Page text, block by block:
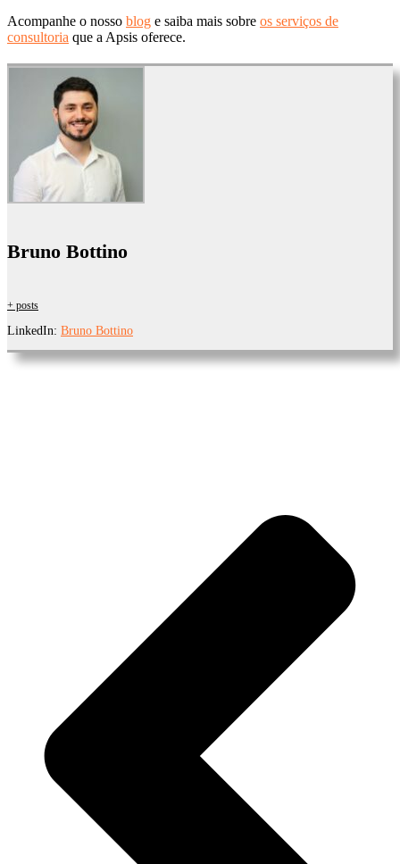
Acompanhe o nosso blog e saiba mais sobre os serviços de
consultoria que a Apsis oferece.
Bruno Bottino
+ posts
LinkedIn: Bruno Bottino